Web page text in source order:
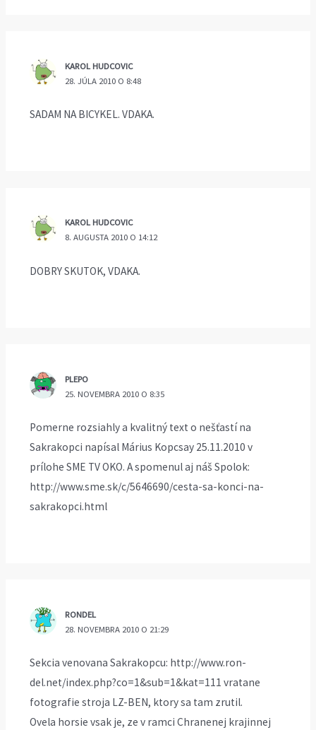
KAROL HUDCOVIC
28. JÚLA 2010 O 8:48
SADAM NA BICYKEL. VDAKA.
KAROL HUDCOVIC
8. AUGUSTA 2010 O 14:12
DOBRY SKUTOK, VDAKA.
PLEPO
25. NOVEMBRA 2010 O 8:35
Pomerne rozsiahly a kvalitný text o nešťastí na
Sakrakopci napísal Márius Kopcsay 25.11.2010 v
prílohe SME TV OKO. A spomenul aj náš Spolok:
http://www.sme.sk/c/5646690/cesta-sa-konci-na-
sakrakopci.html
RONDEL
28. NOVEMBRA 2010 O 21:29
Sekcia venovana Sakrakopcu: http://www.ron-
del.net/index.php?co=1&sub=1&kat=111 vratane
fotografie stroja LZ-BEN, ktory sa tam zrutil.
Ovela horsie vsak je, ze v ramci Chranenej krajinnej